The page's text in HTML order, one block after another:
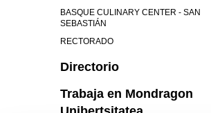
BASQUE CULINARY CENTER - SAN
SEBASTIÁN
RECTORADO
Directorio
Trabaja en Mondragon